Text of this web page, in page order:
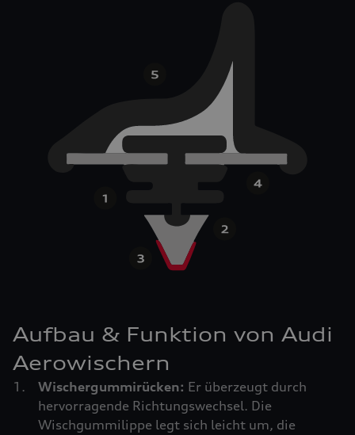
Aufbau & Funktion von Audi
Aerowischern
Wischergummirücken: Er überzeugt durch
hervorragende Richtungswechsel. Die
Wischgummilippe legt sich leicht um, die